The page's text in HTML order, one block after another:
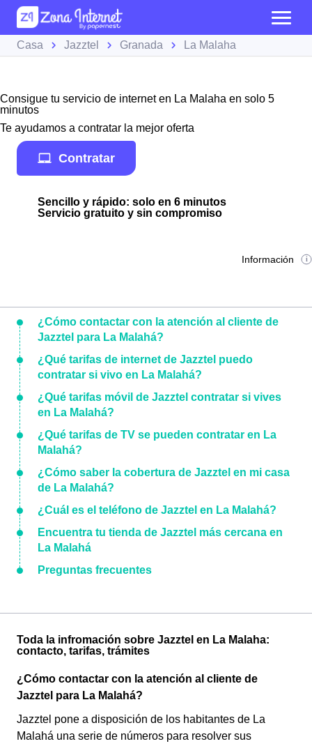
Casa Jazztel Granada La Malaha
Consigue tu servicio de internet en La Malaha en solo 5
minutos
Te ayudamos a contratar la mejor oferta
Contratar
Sencillo y rápido: solo en 6 minutos
Servicio gratuito y sin compromiso
Información
¿Cómo contactar con la atención al cliente de
Jazztel para La Malahá?
¿Qué tarifas de internet de Jazztel puedo
contratar si vivo en La Malahá?
¿Qué tarifas móvil de Jazztel contratar si vives
en La Malahá?
¿Qué tarifas de TV se pueden contratar en La
Malahá?
¿Cómo saber la cobertura de Jazztel en mi casa
de La Malahá?
¿Cuál es el teléfono de Jazztel en La Malahá?
Encuentra tu tienda de Jazztel más cercana en
La Malahá
Preguntas frecuentes
Toda la infromación sobre Jazztel en La Malaha:
contacto, tarifas, trámites
¿Cómo contactar con la atención al cliente de
Jazztel para La Malahá?
Jazztel pone a disposición de los habitantes de La
Malahá una serie de números para resolver sus